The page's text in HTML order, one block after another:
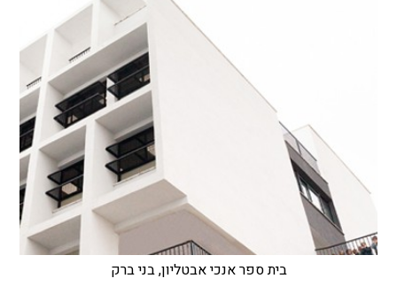
בית ספר אנכי אבטליון, בני ברק